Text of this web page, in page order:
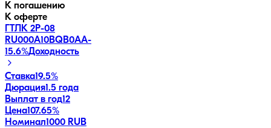
К погашению
К оферте
ГТЛК 2P-08
RU000A10BQB0AA-
15.6%Доходность
Ставка19.5%
Дюрация1.5 года
Выплат в год12
Цена107.65%
Номинал1000 RUB